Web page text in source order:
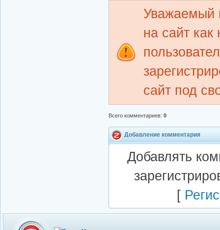
Уважаемый
на сайт как
сайт под
Всего комментариев: 0
Добавление комментария
Добавлять
[